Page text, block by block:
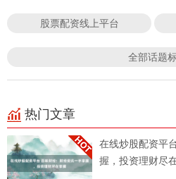
股票配资线上平台
全部话题
热门文章
在线炒股配资平
握，投资理财尽